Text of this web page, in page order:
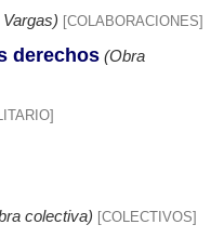
[COLABORACIONES]
derechos (Obra
colectiva) [COLECTIVOS]